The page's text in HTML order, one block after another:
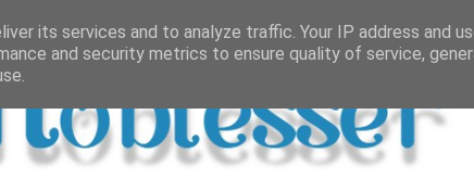
its services and to analyze traffic. Your IP address and
and security metrics to ensure quality of service,